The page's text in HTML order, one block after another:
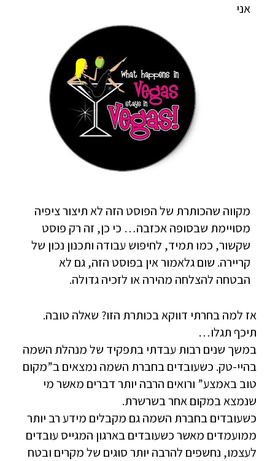
אני
מקווה שהכותרת של הפוסט הזה לא תיצור ציפיה
מסויימת שבסופה אכזבה… כי כן, זה רק פוסט
שקשור, כמו תמיד, לחיפוש עבודה ותכנון נכון של
קריירה. שום גלאמור אין בפוסט הזה, גם לא
הבטחה להצלחה מהירה או לזכיה גדולה.
אז למה בחרתי דווקא בכותרת הזו? שאלה טובה.
תיכף תגלו…
במשך שנים רבות עבדתי בתפקיד של מנהלת השמה
בהיי-טק. כשעובדים בחברת השמה נמצאים ב”מקום
טוב באמצע” ורואים הרבה יותר דברים מאשר מי
שנמצא במקום אחר בשרשרת.
כשעובדים בחברת השמה גם מקבלים מידע רב יותר
ממועמדים מאשר כשעובדים בארגון המגייס עובדים
לעצמו, נחשפים להרבה יותר סוגים של מקרים ובטח